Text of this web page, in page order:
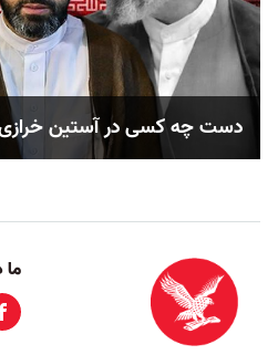
دست چه کسی در آستین